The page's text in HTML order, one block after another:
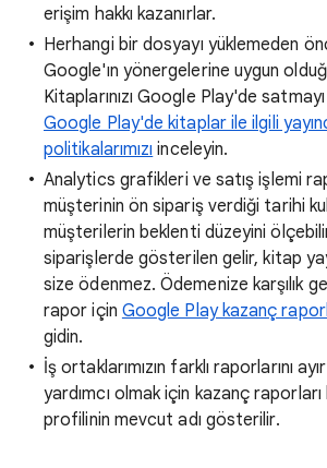
erişim hakkı kazanırlar.
Herhangi bir dosyayı yüklemeden
Google'ın yönergelerine uygun
Kitaplarınızı Google Play'de
Google Play'de kitaplar ile ilgili
politikalarımızı inceleyin.
Analytics grafikleri ve satış işlemi
müşterinin ön sipariş verdiği tarihi
müşterilerin beklenti düzeyini
siparişlerde gösterilen gelir, kitap
size ödenmez. Ödemenize karşılık
rapor için Google Play kazanç
gidin.
İş ortaklarımızın farklı raporlarını
yardımcı olmak için kazanç
profilinin mevcut adı gösterilir.